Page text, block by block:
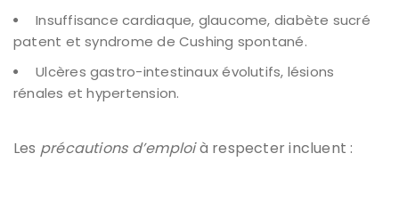
Insuffisance cardiaque, glaucome, diabète sucré
patent et syndrome de Cushing spontané.
Ulcères gastro-intestinaux évolutifs, lésions
rénales et hypertension.
Les précautions d’emploià respecter incluent :